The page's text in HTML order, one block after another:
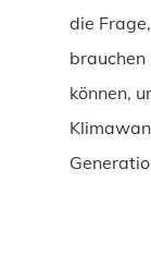
die
können,